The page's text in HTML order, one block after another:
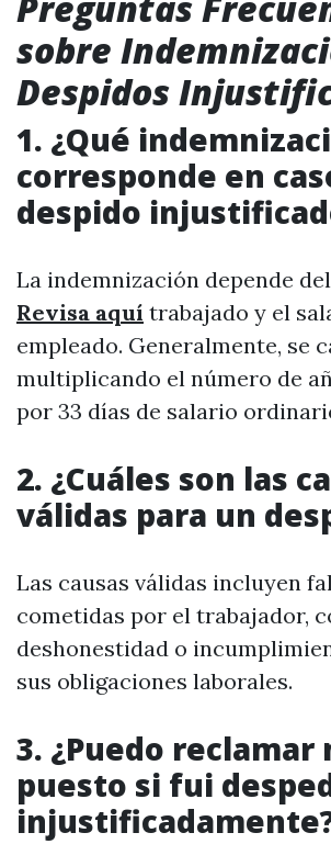
sobre
Despidos
1. ¿Qué
corresponde en
despido
La indemnización depende
Revisa aquí trabajado y el
empleado. Generalmente, se
multiplicando el número de
por 33 días de salario
2. ¿Cuáles son las
válidas para un
Las causas válidas incluyen
cometidas por el trabajador,
deshonestidad o
sus obligaciones laborales.
3. ¿Puedo reclamar
puesto si fui